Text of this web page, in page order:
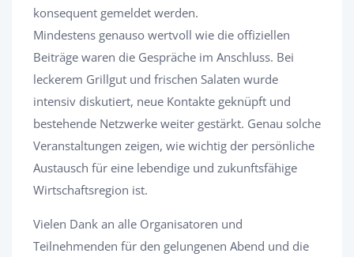
konsequent gemeldet werden.
Mindestens genauso wertvoll wie die offiziellen
Beiträge waren die Gespräche im Anschluss. Bei
leckerem Grillgut und frischen Salaten wurde
intensiv diskutiert, neue Kontakte geknüpft und
bestehende Netzwerke weiter gestärkt. Genau solche
Veranstaltungen zeigen, wie wichtig der persönliche
Austausch für eine lebendige und zukunftsfähige
Wirtschaftsregion ist.
Vielen Dank an alle Organisatoren und
Teilnehmenden für den gelungenen Abend und die